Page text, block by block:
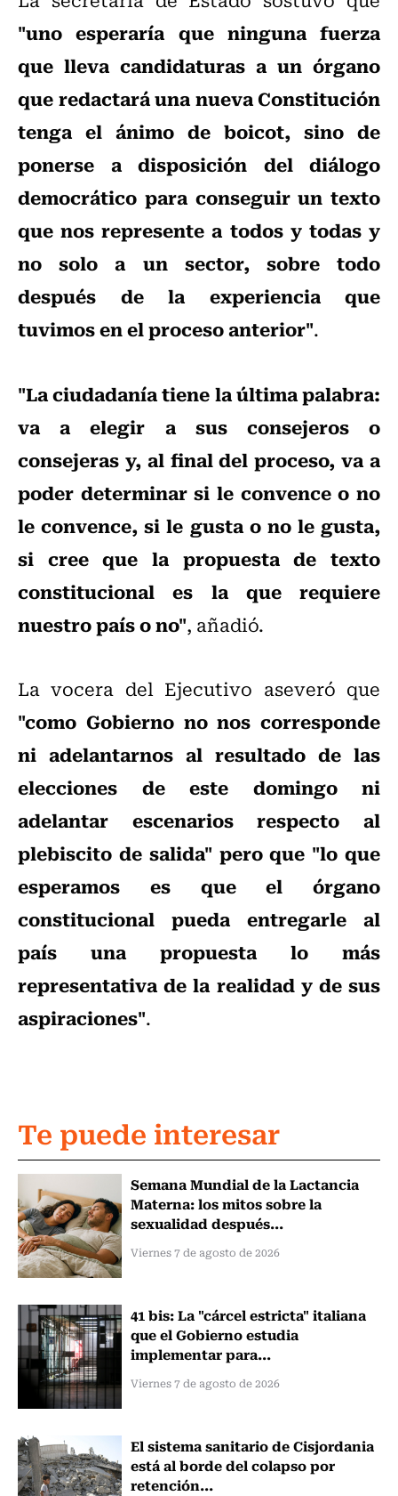
"uno esperaría que ninguna fuerza
que lleva candidaturas a un órgano
que redactará una nueva Constitución
tenga el ánimo de boicot, sino de
ponerse a disposición del diálogo
democrático para conseguir un texto
que nos represente a todos y todas y
no solo a un sector, sobre todo
después de la experiencia que
tuvimos en el proceso anterior".
"La ciudadanía tiene la última palabra:
va a elegir a sus consejeros o
consejeras y, al final del proceso, va a
poder determinar si le convence o no
le convence, si le gusta o no le gusta,
si cree que la propuesta de texto
constitucional es la que requiere
nuestro país o no", añadió.
La vocera del Ejecutivo aseveró que
"como Gobierno no nos corresponde
ni adelantarnos al resultado de las
elecciones de este domingo ni
adelantar escenarios respecto al
plebiscito de salida" pero que "lo que
esperamos es que el órgano
constitucional pueda entregarle al
país una propuesta lo más
representativa de la realidad y de sus
aspiraciones".
Te puede interesar
Semana Mundial de la Lactancia
Materna: los mitos sobre la
sexualidad después...
Viernes 7 de agosto de 2026
41 bis: La "cárcel estricta" italiana
que el Gobierno estudia
implementar para...
Viernes 7 de agosto de 2026
El sistema sanitario de Cisjordania
está al borde del colapso por
retención...